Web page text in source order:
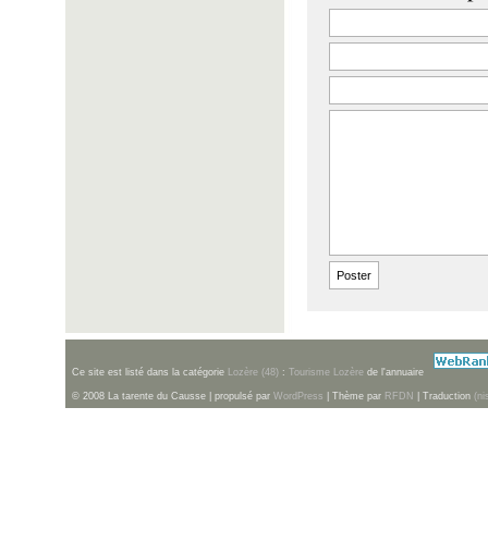
Ce site est listé dans la catégorie Lozère (48) : Tourisme Lozère de l'annuaire
© 2008 La tarente du Causse | propulsé par WordPress | Thème par RFDN | Traduction